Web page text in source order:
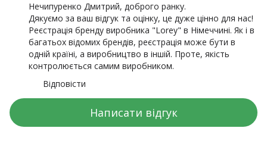
Нечипуренко Дмитрий, доброго ранку.
Дякуємо за ваш відгук та оцінку, це дуже цінно для нас!
Реєстрація бренду виробника "Lorey" в Німеччині. Як і в
багатьох відомих брендів, реєстрація може бути в
одній країні, а виробництво в іншій. Проте, якість
контролюється самим виробником.
Відповісти
Написати відгук